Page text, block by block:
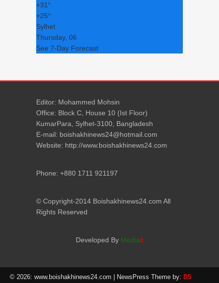
+31°
+25°
Sylhet
Thursday, 06
See 7-Day Forecast
Editor: Mohammed Mohsin
Office: Block C, House 10 (Ist Floor)
KumarPara, Sylhet-3100, Bangladesh
E-mail: boishakhinews24@hotmail.com
Website: http://www.boishakhinews24.com
Phone: +880 1711 921197
© Copyright-2014 Boishakhinews24.com All
Rights Reserved
Developed By Mediait
© 2026: www.boishakhinews24.com | NewsPress Theme by: D5